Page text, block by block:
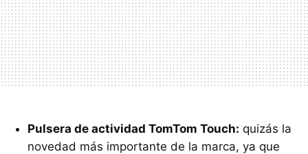
Pulsera de actividad TomTom Touch: quizás la
novedad más importante de la marca, ya que